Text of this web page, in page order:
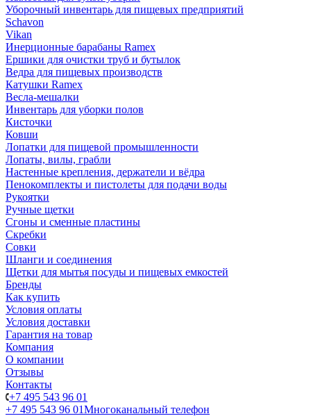
Уборочный инвентарь для пищевых предприятий
Schavon
Vikan
Инерционные барабаны Ramex
Ершики для очистки труб и бутылок
Ведра для пищевых производств
Катушки Ramex
Весла-мешалки
Инвентарь для уборки полов
Кисточки
Ковши
Лопатки для пищевой промышленности
Лопаты, вилы, грабли
Настенные крепления, держатели и вёдра
Пенокомплекты и пистолеты для подачи воды
Рукоятки
Ручные щетки
Сгоны и сменные пластины
Скребки
Совки
Шланги и соединения
Щетки для мытья посуды и пищевых емкостей
Бренды
Как купить
Условия оплаты
Условия доставки
Гарантия на товар
Компания
О компании
Отзывы
Контакты
+7 495 543 96 01
+7 495 543 96 01Многоканальный телефон